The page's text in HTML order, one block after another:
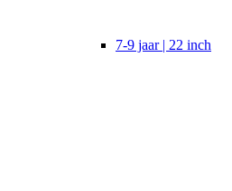
7-9 jaar | 22 inch